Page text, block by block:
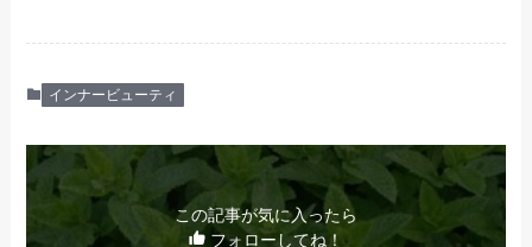
インナービューティ
この記事が気に入ったら
フォローしてね！